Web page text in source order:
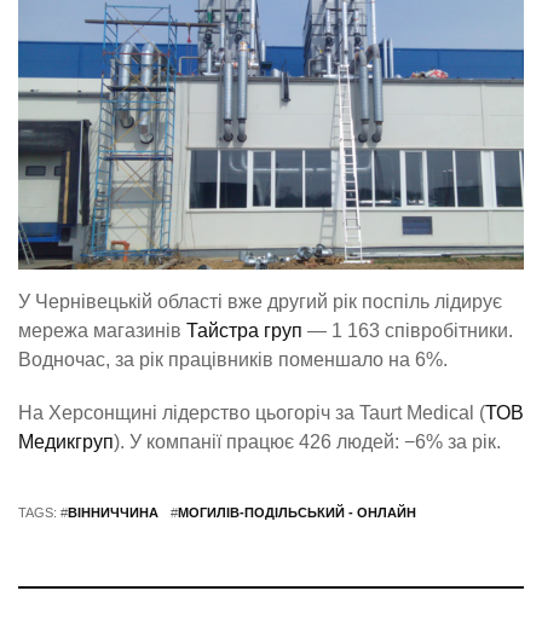
У Чернівецькій області вже другий рік поспіль лідирує
мережа магазинів Тайстра груп — 1 163 співробітники.
Водночас, за рік працівників поменшало на 6%.
На Херсонщині лідерство цьогоріч за Taurt Medical (ТОВ
Медикгруп). У компанії працює 426 людей: −6% за рік.
TAGS: #ВІННИЧЧИНА #МОГИЛІВ-ПОДІЛЬСЬКИЙ - ОНЛАЙН